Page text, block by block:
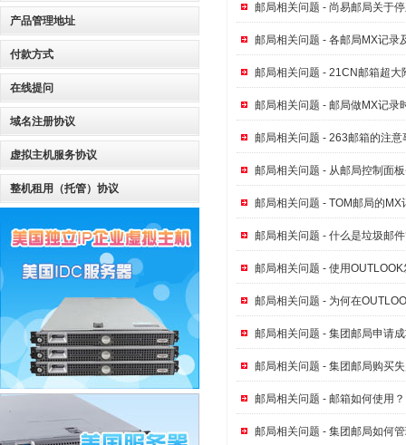
产品管理地址
付款方式
在线提问
域名注册协议
虚拟主机服务协议
整机租用（托管）协议
邮局相关问题 - 尚易邮局关于
邮局相关问题 - 各邮局MX记录
邮局相关问题 - 21CN邮箱超大
邮局相关问题 - 邮局做MX记录
邮局相关问题 - 263邮箱的注意
邮局相关问题 - 从邮局控制面
邮局相关问题 - TOM邮局的
邮局相关问题 - 什么是垃圾邮
邮局相关问题 - 使用
邮局相关问题 - 为何在
邮局相关问题 - 集团邮局申请
邮局相关问题 - 集团邮局购买
邮局相关问题 - 邮箱如何使用？
邮局相关问题 - 集团邮局如何